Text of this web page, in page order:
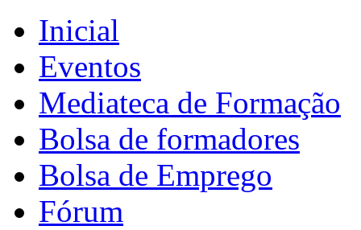
Inicial
Eventos
Mediateca de Formação
Bolsa de formadores
Bolsa de Emprego
Fórum